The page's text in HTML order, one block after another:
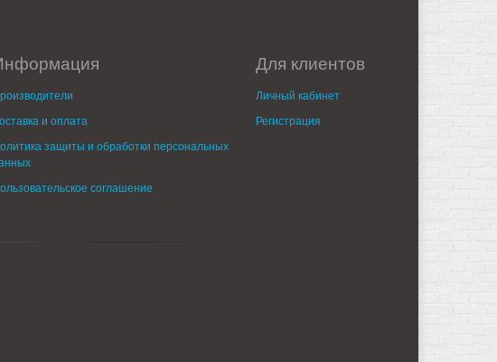
и оплата
защиты и обработки персональных
соглашение
Для клиентов
Личный кабинет
Регистрация